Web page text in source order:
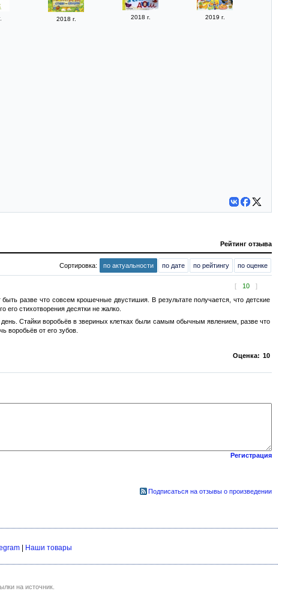
2018 г. 2018 г. 2019 г.
Рейтинг отзыва
Сортировка: по актуальности по дате по рейтингу по оценке
[ 10 ]
разве что совсем крошечные двустишия. В результате получается, что детские
стихотворения десятки не жалко.
Стайки воробьёв в звериных клетках были самым обычным явлением, разве что
воробьёв от его зубов.
Оценка: 10
Регистрация
Подписаться на отзывы о произведении
Наши товары
на источник.